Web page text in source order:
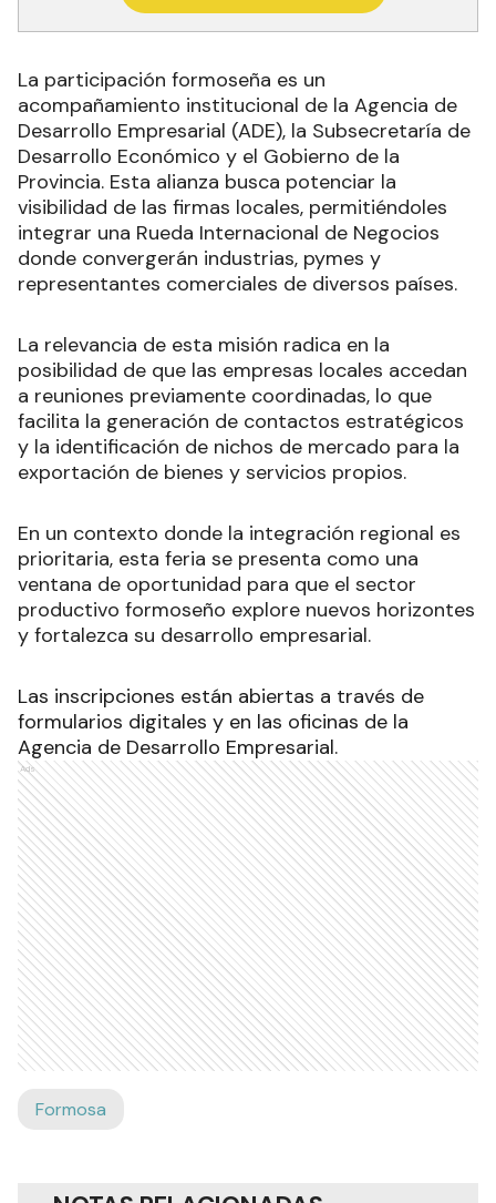
La participación formoseña es un
acompañamiento institucional de la Agencia de
Desarrollo Empresarial (ADE), la Subsecretaría de
Desarrollo Económico y el Gobierno de la
Provincia. Esta alianza busca potenciar la
visibilidad de las firmas locales, permitiéndoles
integrar una Rueda Internacional de Negocios
donde convergerán industrias, pymes y
representantes comerciales de diversos países.
La relevancia de esta misión radica en la
posibilidad de que las empresas locales accedan
a reuniones previamente coordinadas, lo que
facilita la generación de contactos estratégicos
y la identificación de nichos de mercado para la
exportación de bienes y servicios propios.
En un contexto donde la integración regional es
prioritaria, esta feria se presenta como una
ventana de oportunidad para que el sector
productivo formoseño explore nuevos horizontes
y fortalezca su desarrollo empresarial.
Las inscripciones están abiertas a través de
formularios digitales y en las oficinas de la
Agencia de Desarrollo Empresarial.
Ads
Formosa